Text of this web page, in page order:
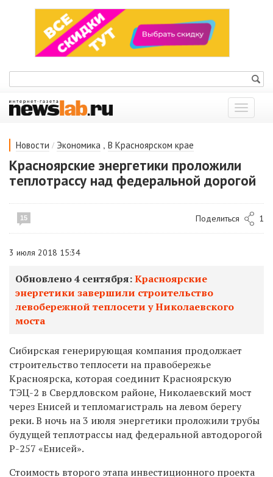
Показать
меню
Новости / Экономика , В Красноярском крае
Красноярские энергетики проложили
теплотрассу над федеральной дорогой
15 Поделиться 1
3 июля 2018 15:34
Обновлено 4 сентября:Красноярские
энергетики завершили строительство
левобережной теплосети у Николаевского
моста
Сибирская генерирующая компания продолжает
строительство теплосети на правобережье
Красноярска, которая соединит Красноярскую
ТЭЦ-2 в Свердловском районе, Николаевский мост
через Енисей и тепломагистраль на левом берегу
реки. В ночь на 3 июля энергетики проложили трубы
будущей теплотрассы над федеральной автодорогой
Р-257 «Енисей».
Стоимость второго этапа инвестиционного проекта